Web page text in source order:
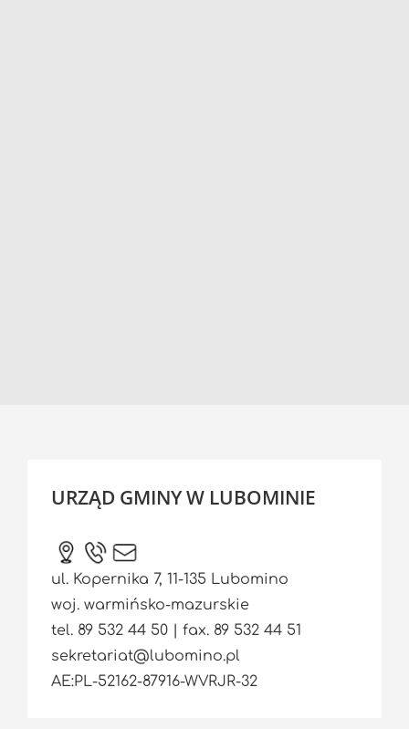
URZĄD GMINY W LUBOMINIE
ul. Kopernika 7, 11-135 Lubomino
woj. warmińsko-mazurskie
tel. 89 532 44 50 | fax. 89 532 44 51
sekretariat@lubomino.pl
AE:PL-52162-87916-WVRJR-32